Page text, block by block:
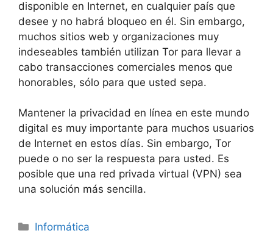
disponible en Internet, en cualquier país que
desee y no habrá bloqueo en él. Sin embargo,
muchos sitios web y organizaciones muy
indeseables también utilizan Tor para llevar a
cabo transacciones comerciales menos que
honorables, sólo para que usted sepa.
Mantener la privacidad en línea en este mundo
digital es muy importante para muchos usuarios
de Internet en estos días. Sin embargo, Tor
puede o no ser la respuesta para usted. Es
posible que una red privada virtual (VPN) sea
una solución más sencilla.
Categorías
Informática